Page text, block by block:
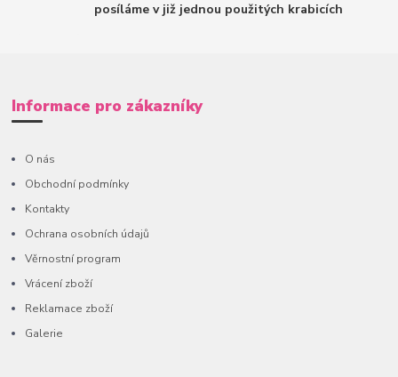
posíláme v již jednou použitých krabicích
Informace pro zákazníky
O nás
Obchodní podmínky
Kontakty
Ochrana osobních údajů
Věrnostní program
Vrácení zboží
Reklamace zboží
Galerie